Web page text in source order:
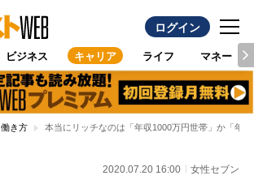
ログイン
ビジネス キャリア ライフ マネー
働き方 本当にリッチなのは「年収1000万円世帯」か「年
2020.07.20 16:00 女性セブン